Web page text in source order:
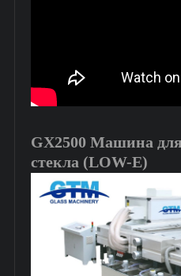
GX2500 Машина
стекла (LOW-E)